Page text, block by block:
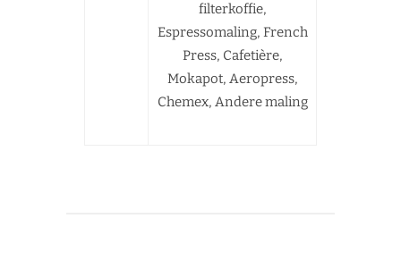
filterkoffie,
Espressomaling, French
Press, Cafetière,
Mokapot, Aeropress,
Chemex, Andere maling